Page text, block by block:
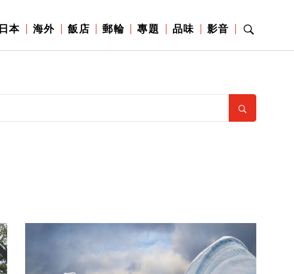
日本 海外 飯店 郵輪 專題 品味 影音